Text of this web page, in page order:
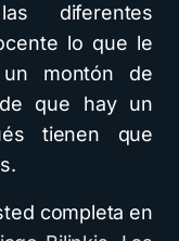
diferentes
lo que le
montón de
que hay un
tienen que
completa en